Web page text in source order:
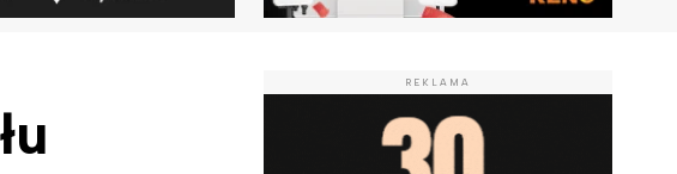
REKLAMA